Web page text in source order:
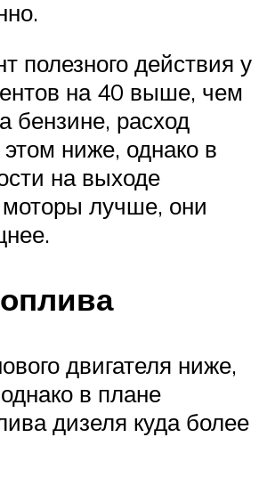
полезного действия у
на 40 выше, чем
бензине, расход
ниже, однако в
на выходе
лучше, они
двигателя ниже,
в плане
дизеля куда более